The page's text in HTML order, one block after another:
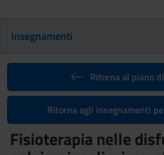
Insegnamenti
Ritorna al piano
Ritorna agli insegnamenti
Fisioterapia nelle